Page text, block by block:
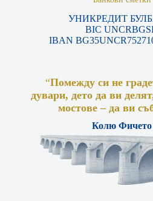
УНИКРЕДИТ
BIC
IBAN
“Помежду си не
дувари, дето да ви
мостове – да ви
Колю Фичето